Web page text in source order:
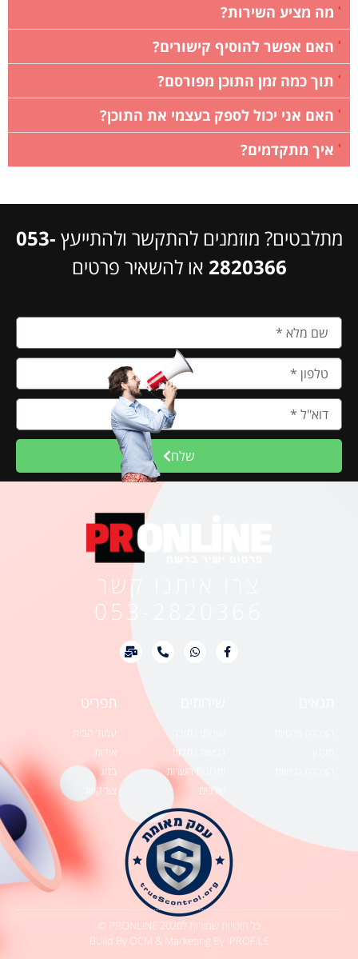
מה מציע השירות?
האם אפשר להוסיף קישורים?
תוך כמה זמן התוכן מפורסם?
האם אני יכול לספק בעצמי את התוכן?
איך מתקדמים?
מתלבטים? מוזמנים להתקשר ולהתייעץ 053-
2820366 או להשאיר פרטים
שלח
תפריט
עמוד הבית
אודות
בלוג
צור קשר
רכישת כתבות
יתרונות השרות
שלבים
צרו איתנו קשר
053-2820366
כל הזכויות שמורות לPRONLINE 2020 ©
Build By OCM & Marketing ByIPROFILE